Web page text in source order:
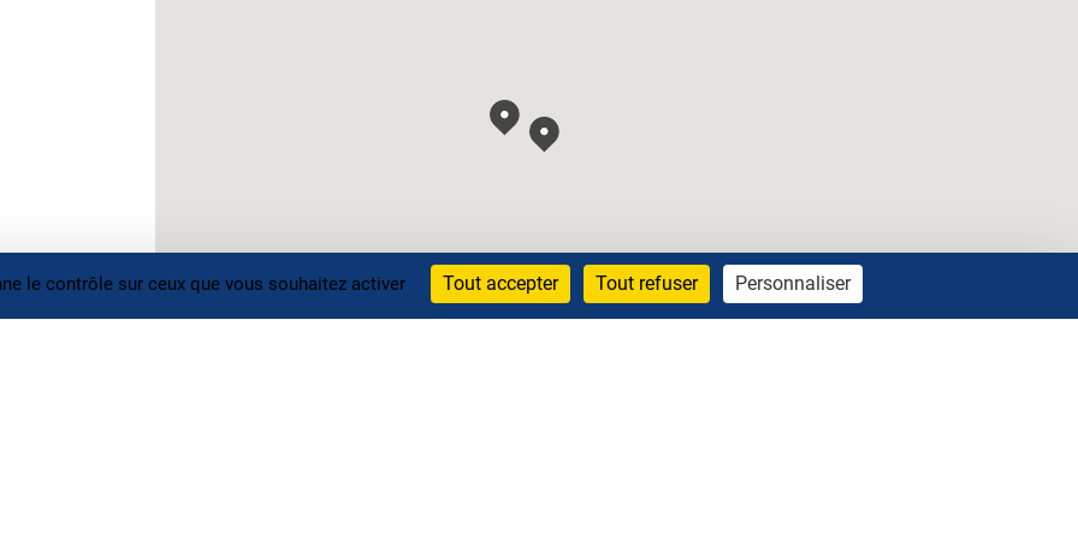
le contrôle sur ceux que vous souhaitez activer Tout accepter Tout refuser Personnaliser